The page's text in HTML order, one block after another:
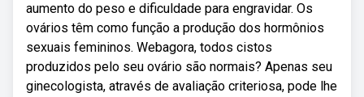
aumento do peso e dificuldade para engravidar. Os
ovários têm como função a produção dos hormônios
sexuais femininos. Webagora, todos cistos
produzidos pelo seu ovário são normais? Apenas seu
ginecologista, através de avaliação criteriosa, pode lhe